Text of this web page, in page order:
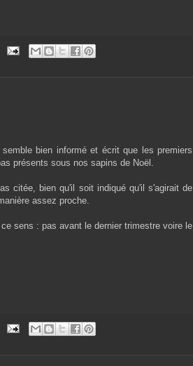
bien informé et écrit que les premiers
présents sous nos sapins de Noël.
citée, bien qu'il soit indiqué qu'il s'agirait de
assez proche.
sens : pas avant le dernier trimestre voire le